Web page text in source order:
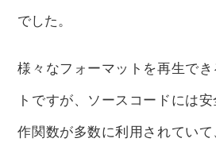
でした。
様々なフォーマットを再生で
トですが、ソースコードには
作関数が多数に利用されてい